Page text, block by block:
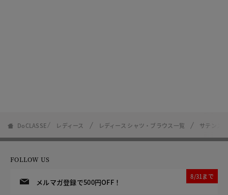
DoCLASSE レディース レディース シャツ・ブラウス一覧 サテンス
FOLLOW US
メルマガ登録で500円OFF！
8/31まで